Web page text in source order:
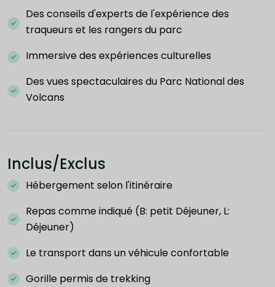
Des conseils d'experts de l'expérience des
traqueurs et les rangers du parc
Immersive des expériences culturelles
Des vues spectaculaires du Parc National des
Volcans
Inclus/Exclus
Hébergement selon l'itinéraire
Repas comme indiqué (B: petit Déjeuner, L:
Déjeuner)
Le transport dans un véhicule confortable
Gorille permis de trekking